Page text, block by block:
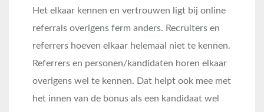
Het elkaar kennen en vertrouwen ligt bij online
referrals overigens ferm anders. Recruiters en
referrers hoeven elkaar helemaal niet te kennen.
Referrers en personen/kandidaten horen elkaar
overigens wel te kennen. Dat helpt ook mee met
het innen van de bonus als een kandidaat wel